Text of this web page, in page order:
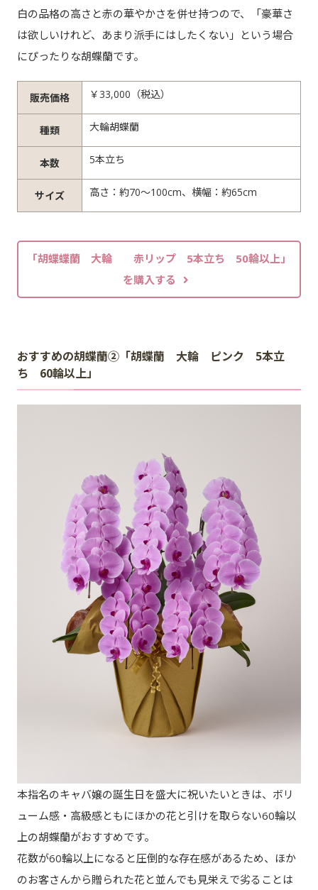
白の品格の高さと赤の華やかさを併せ持つので、「豪華さ
は欲しいけれど、あまり派手にはしたくない」という場合
にぴったりな胡蝶蘭です。
販売価格 ￥33,000（税込）
種類 大輪胡蝶蘭
本数 5本立ち
サイズ 高さ：約70～100cm、横幅：約65cm
「胡蝶蝶蘭 大輪 赤リップ 5本立ち 50輪以上」
を購入する
おすすめの胡蝶蘭②「胡蝶蘭 大輪 ピンク 5本立
ち 60輪以上」
本指名のキャバ嬢の誕生日を盛大に祝いたいときは、ボリ
ューム感・高級感ともにほかの花と引けを取らない60輪以
上の胡蝶蘭がおすすめです。
花数が60輪以上になると圧倒的な存在感があるため、ほか
のお客さんから贈られた花と並んでも見栄えで劣ることは